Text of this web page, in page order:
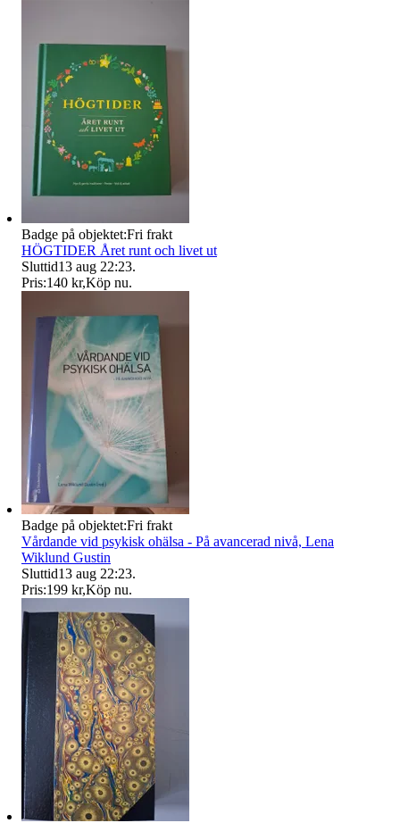
Badge på objektet:Fri frakt
HÖGTIDER Året runt och livet ut
Sluttid13 aug 22:23.
Pris:140 kr,Köp nu.
Badge på objektet:Fri frakt
Vårdande vid psykisk ohälsa - På avancerad nivå, Lena
Wiklund Gustin
Sluttid13 aug 22:23.
Pris:199 kr,Köp nu.